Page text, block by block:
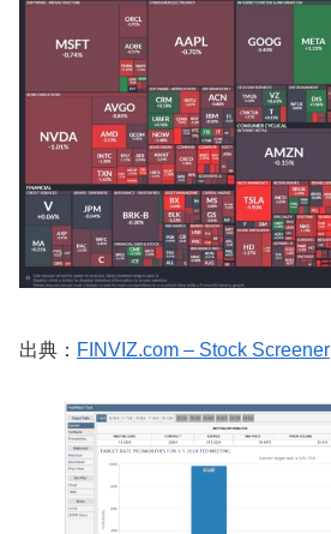
出典： FINVIZ.com – Stock Screener